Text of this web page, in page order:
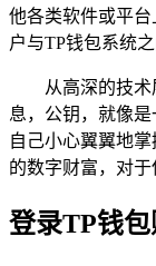
他各类软件或平
户与TP钱包系统
从高深的技
息，公钥，就像
自己小心翼翼地
的数字财富，对于
登录TP钱